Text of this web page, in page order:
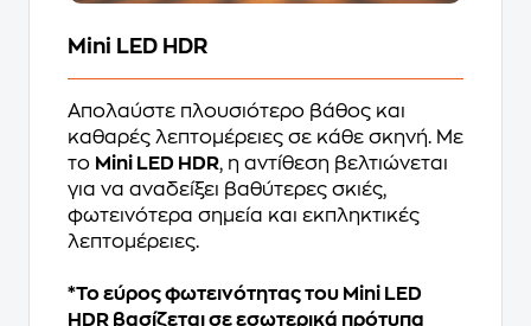
Mini LED HDR
Απολαύστε πλουσιότερο βάθος και
καθαρές λεπτομέρειες σε κάθε σκηνή. Με
το Mini LED HDR, η αντίθεση βελτιώνεται
για να αναδείξει βαθύτερες σκιές,
φωτεινότερα σημεία και εκπληκτικές
λεπτομέρειες.
*Το εύρος φωτεινότητας του Mini LED
HDR βασίζεται σε εσωτερικά πρότυπα